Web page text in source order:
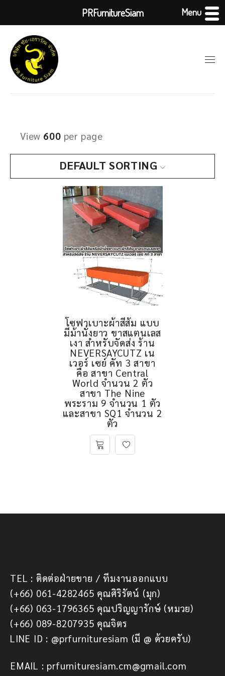
DEFAULT SORTING
View 600 per page
โซฟาเบาะผ้าสีส้ม แบบ
มีม้านั่งยาว ขาสแตนเลส
เงา สำหรับจัดส่ง ร้าน
NEVERSAYCUTZ เน
เวอร์ เซย์ คัท 3 สาขา
คือ สาขา Central
World จำนวน 2 ตัว
สาขา The Nine
พระราม 9 จำนวน 1 ตัว
และสาขา SQ1 จำนวน 2
ตัว
TEL : ติดต่อฝ่ายขาย / ทีมงานออกแบบ
(+66) 061-4282465 คุณศิริรัตน์ (มุก)
(+66) 063-1796365 คุณปริญญารักษ์ (หมวย)
(+66) 089-8207935 คุณจิตร
LINE ID : @prfurnituresiam (มี @ ด้วยครับ)
EMAIL : prfurnituresiam.cm@gmail.com
PRFurnitureSiam Menu